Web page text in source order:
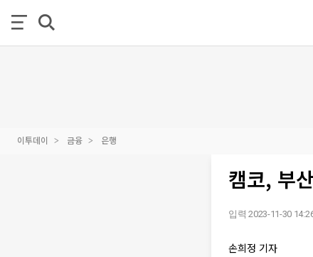
이투데이 금융 은행
캠코, 부
입력 2023-11-30
손희정 기자